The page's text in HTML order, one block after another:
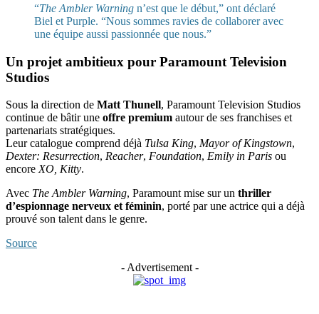
“The Ambler Warning n’est que le début,” ont déclaré
Biel et Purple. “Nous sommes ravies de collaborer avec
une équipe aussi passionnée que nous.”
Un projet ambitieux pour Paramount Television
Studios
Sous la direction de Matt Thunell, Paramount Television Studios
continue de bâtir une offre premium autour de ses franchises et
partenariats stratégiques.
Leur catalogue comprend déjà Tulsa King, Mayor of Kingstown,
Dexter: Resurrection, Reacher, Foundation, Emily in Paris ou
encore XO, Kitty.
Avec The Ambler Warning, Paramount mise sur un thriller
d’espionnage nerveux et féminin, porté par une actrice qui a déjà
prouvé son talent dans le genre.
Source
- Advertisement -